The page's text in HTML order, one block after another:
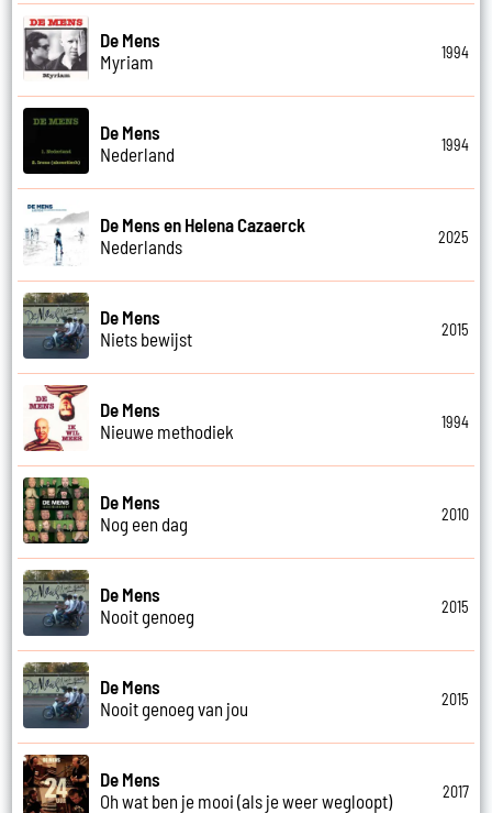
De Mens
Myriam
1994
De Mens
Nederland
1994
De Mens en Helena Cazaerck
Nederlands
2025
De Mens
Niets bewijst
2015
De Mens
Nieuwe methodiek
1994
De Mens
Nog een dag
2010
De Mens
Nooit genoeg
2015
De Mens
Nooit genoeg van jou
2015
De Mens
Oh wat ben je mooi (als je weer wegloopt)
2017